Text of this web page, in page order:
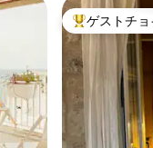
大好評のゲ
ゲストチョ